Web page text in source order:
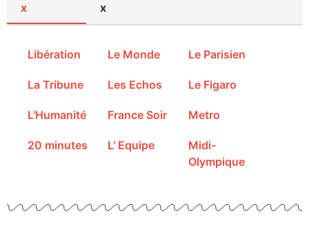
x
x
Libération Le Monde Le Parisien
La Tribune Les Echos Le Figaro
L'Humanité France Soir Metro
20 minutes L' Equipe
Midi-
Olympique